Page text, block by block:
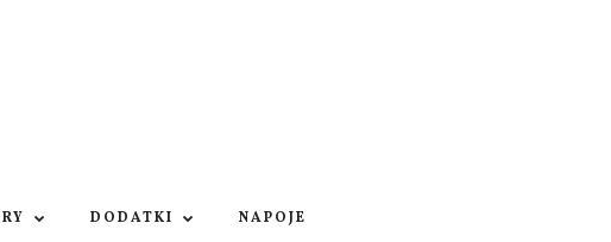
DODATKI NAPOJE